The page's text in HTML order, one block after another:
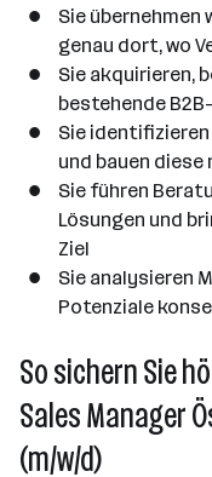
Sie übernehmen
genau dort, wo
Sie akquirieren,
bestehende
Sie
und bauen
Sie führen
Lösungen und
Ziel
Sie analysieren
Potenziale
So sichern Sie
Sales Manager
(m/w/d)